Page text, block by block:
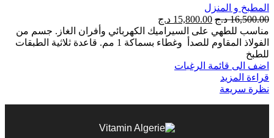
المطبخ و المنزل
16,500.00 د.ج السعر
الأصلي
هو:
15,800.00 د.ج
الحالي
هو:
مناسب للطهي على السيراميك الكهربائي وأفران الغاز. جسم من
الفولاذ المقاوم للصدأ وغطاء بسماكة 1 مم. قاعدة ثلاثية الطبقات
للطبخ
اضف الى قائمة الرغبات
قراءة المزيد
نظرة سريعة